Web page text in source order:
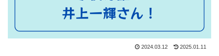
2024.03.12 2025.01.11